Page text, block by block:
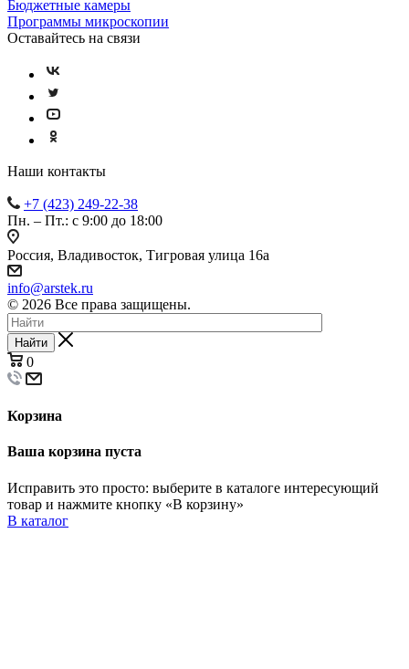
Бюджетные камеры
Программы микроскопии
Оставайтесь на связи
Наши контакты
+7 (423) 249-22-38
Пн. – Пт.: с 9:00 до 18:00
Россия, Владивосток, Тигровая улица 16а
info@arstek.ru
© 2026 Все права защищены.
Найти
0
Корзина
Ваша корзина пуста
Исправить это просто: выберите в каталоге интересующий
товар и нажмите кнопку «В корзину»
В каталог